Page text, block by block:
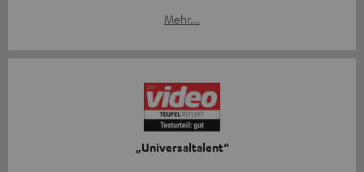
Mehr...
„Universaltalent“